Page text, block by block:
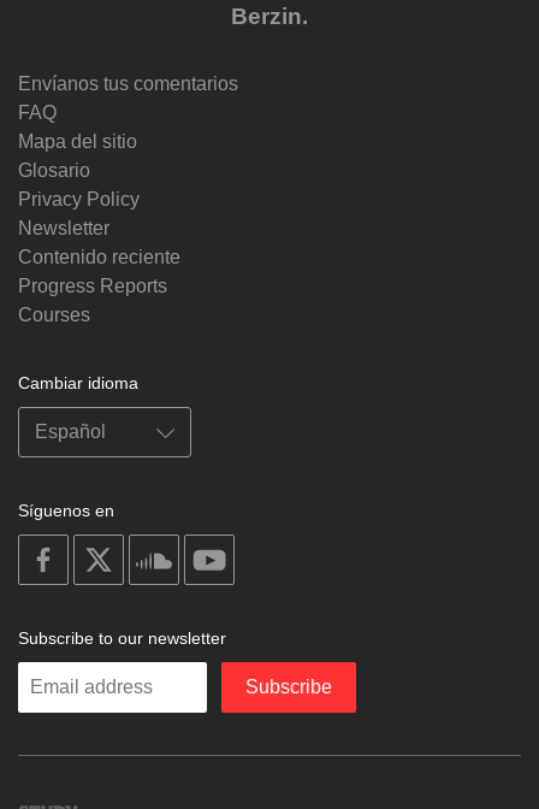
Berzin.
Envíanos tus comentarios
FAQ
Mapa del sitio
Glosario
Privacy Policy
Newsletter
Contenido reciente
Progress Reports
Courses
Cambiar idioma
Síguenos en
on
facebook
soundcloud
Subscribe to our newsletter
Enter
Subscribe